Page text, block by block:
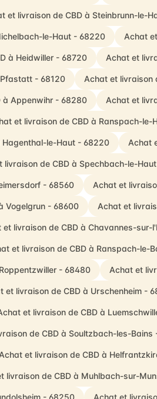
et livraison de CBD à Steinbrunn-le-
le-Haut - 68220 Achat
à Heidwiller - 68720 Achat et
- 68120 Achat et livraison
à Appenwihr - 68280 Achat et
et livraison de CBD à Ranspach-le-
Hagenthal-le-Haut - 68220 Achat
livraison de CBD à Spechbach-le-
- 68560 Achat et
Vogelgrun - 68600 Achat et
et livraison de CBD à Chavannes-sur-
et livraison de CBD à Ranspach-le-
- 68480 Achat et
et livraison de CBD à Urschenheim -
et livraison de CBD à
de CBD à Soultzbach-les-Bains
Achat et livraison de CBD à
livraison de CBD à Muhlbach-sur-
- 68250 Achat et